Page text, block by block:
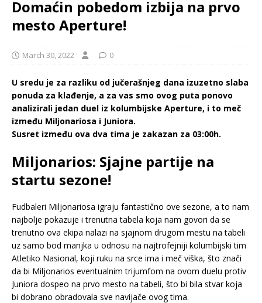
Domaćin pobedom izbija na prvo
mesto Aperture!
March 30, 2022 0
U sredu je za razliku od jučerašnjeg dana izuzetno slaba
ponuda za klađenje, a za vas smo ovog puta ponovo
analizirali jedan duel iz kolumbijske Aperture, i to meč
između Miljonariosa i Juniora.
Susret između ova dva tima je zakazan za 03:00h.
Miljonarios: Sjajne partije na
startu sezone!
Fudbaleri Miljonariosa igraju fantastično ove sezone, a to nam
najbolje pokazuje i trenutna tabela koja nam govori da se
trenutno ova ekipa nalazi na sjajnom drugom mestu na tabeli
uz samo bod manjka u odnosu na najtrofejniji kolumbijski tim
Atletiko Nasional, koji ruku na srce ima i meč viška, što znači
da bi Miljonarios eventualnim trijumfom na ovom duelu protiv
Juniora dospeo na prvo mesto na tabeli, što bi bila stvar koja
bi dobrano obradovala sve navijače ovog tima.